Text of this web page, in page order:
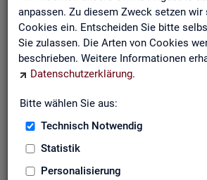
anpassen. Zu diesem Zweck setzen wir
Cookies ein. Entscheiden Sie bitte
Sie zulassen. Die Arten von Cookies
beschrieben. Weitere Informationen
Datenschutzerklärung.
Bitte wählen Sie aus:
Technisch Notwendig
Statistik
Personalisierung
Wie viele Menschen suchen